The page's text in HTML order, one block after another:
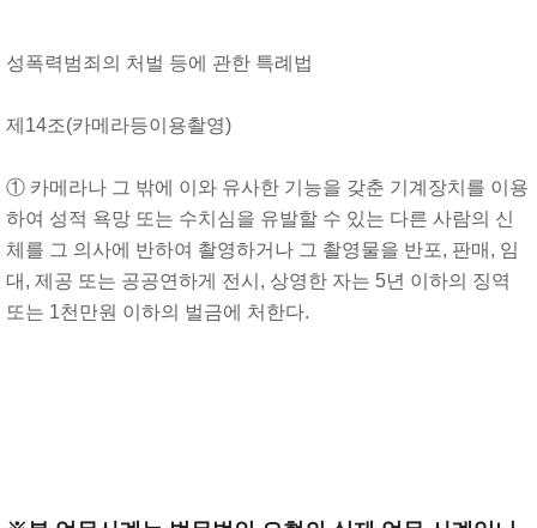
성폭력범죄의 처벌 등에 관한 특례법
제14조(카메라등이용촬영)
① 카메라나 그 밖에 이와 유사한 기능을 갖춘 기계장치를 이용
하여 성적 욕망 또는 수치심을 유발할 수 있는 다른 사람의 신
체를 그 의사에 반하여 촬영하거나 그 촬영물을 반포, 판매, 임
대, 제공 또는 공공연하게 전시, 상영한 자는 5년 이하의 징역
또는 1천만원 이하의 벌금에 처한다.